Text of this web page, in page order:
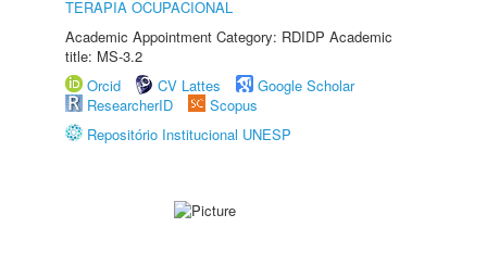
TERAPIA OCUPACIONAL
Academic Appointment Category: RDIDP Academic
title: MS-3.2
Orcid
CV Lattes
Google Scholar
ResearcherID
Scopus
Repositório Institucional UNESP